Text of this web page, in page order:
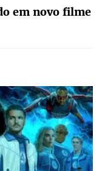
em novo filme